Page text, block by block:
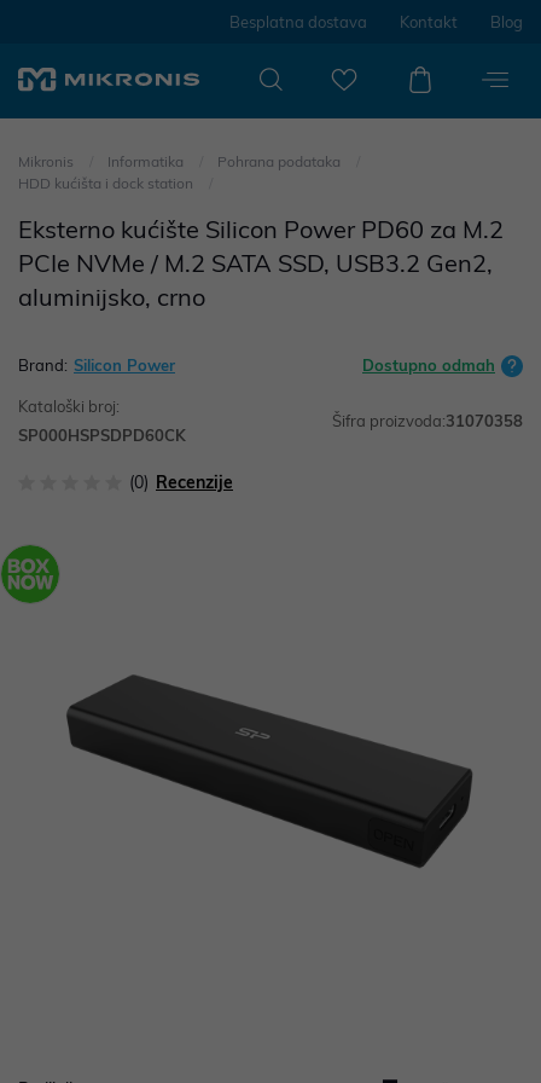
Besplatna dostava Kontakt Blog
Mikronis Informatika
Pohrana podataka
HDD kućišta i dock station
Eksterno kućište Silicon Power PD60 za M.2
PCIe NVMe / M.2 SATA SSD, USB3.2 Gen2,
aluminijsko, crno
Brand: Silicon Power Dostupno odmah
Kataloški broj:
SP000HSPSDPD60CK
Šifra proizvoda:31070358
(0) Recenzije